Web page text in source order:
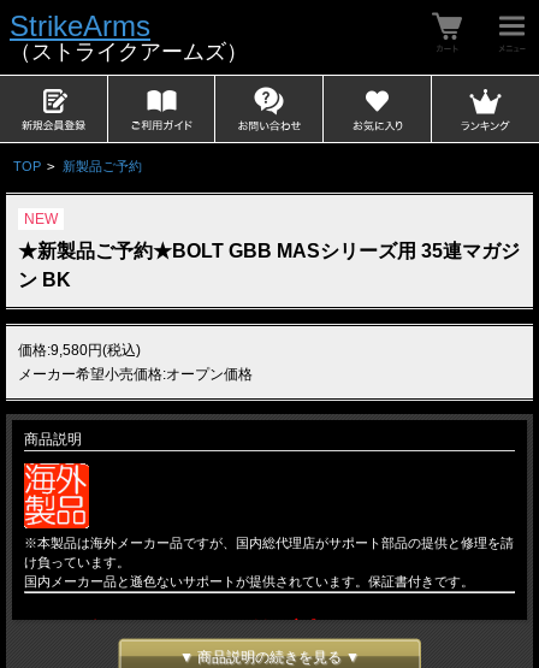
StrikeArms
（ストライクアームズ）
TOP > 新製品ご予約
NEW
★新製品ご予約★BOLT GBB MASシリーズ用 35連マガジ
ン BK
価格:9,580円(税込)
メーカー希望小売価格:オープン価格
商品説明
※本製品は海外メーカー品ですが、国内総代理店がサポート部品の提供と修理を請
け負っています。
国内メーカー品と遜色ないサポートが提供されています。保証書付きです。
2026年7月15日予約締切！
▼ 商品説明の続きを見る ▼